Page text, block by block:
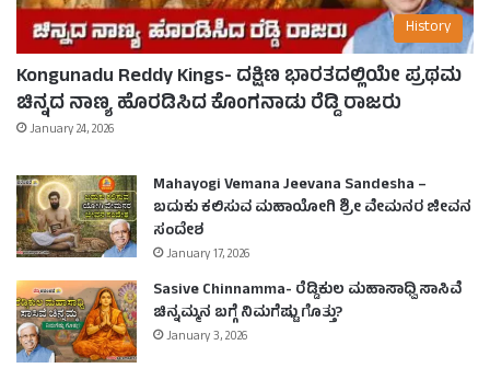
History
Kongunadu Reddy Kings- ದಕ್ಷಿಣ ಭಾರತದಲ್ಲಿಯೇ ಪ್ರಥಮ
ಚಿನ್ನದ ನಾಣ್ಯ ಹೊರಡಿಸಿದ ಕೊಂಗನಾಡು ರೆಡ್ಡಿ ರಾಜರು
January 24, 2026
Mahayogi Vemana Jeevana Sandesha –
ಬದುಕು ಕಲಿಸುವ ಮಹಾಯೋಗಿ ಶ್ರೀ ವೇಮನರ ಜೀವನ
ಸಂದೇಶ
January 17, 2026
Sasive Chinnamma- ರೆಡ್ಡಿಕುಲ ಮಹಾಸಾಧ್ವಿ ಸಾಸಿವೆ
ಚಿನ್ನಮ್ಮನ ಬಗ್ಗೆ ನಿಮಗೆಷ್ಟು ಗೊತ್ತು?
January 3, 2026